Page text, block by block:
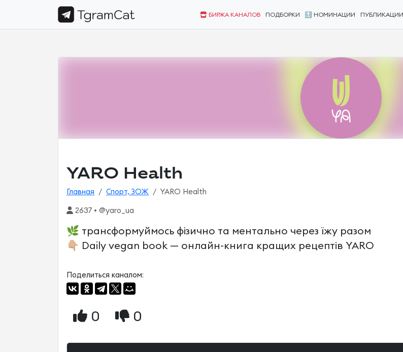
БИРЖА КАНАЛОВ ПОДБОРКИ 🔝 НОМИНАЦИИ ПУБЛИКАЦИИ
YARO Health
Главная Спорт, ЗОЖ YARO Health
2637 • @yaro_ua
🌿 трансформуймось фізично та ментально через їжу разом
👇🏼 Daily vegan book — онлайн-книга кращих рецептів YARO
Поделиться каналом:
0 0